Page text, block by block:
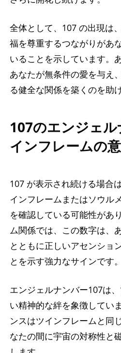
全体として、107 の出現は
福を尊重するつながりがあ
いることを示しています。
あなたが無条件の愛を与え
る健全な関係を築くのを助
107のエンジェル
インフレームの
107 が表示され続ける場合
インフレームまたはソウル
を確認している可能性があ
ム関係では、この数字は、
とともに正しいアセンショ
とを示す強力なサインです。
エンジェルナンバー107は
い精神的な絆を象徴してい
ンスはツインフレームと同
なたの間に宇宙の対称性と